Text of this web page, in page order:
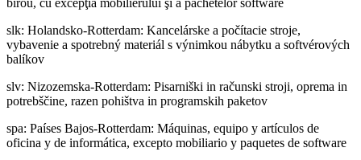
slk: Holandsko-Rotterdam: Kancelárske a počítacie stroje,
vybavenie a spotrebný materiál s výnimkou nábytku a softvérových
balíkov
slv: Nizozemska-Rotterdam: Pisarniški in računski stroji, oprema in
potrebščine, razen pohištva in programskih paketov
spa: Países Bajos-Rotterdam: Máquinas, equipo y artículos de
oficina y de informática, excepto mobiliario y paquetes de software